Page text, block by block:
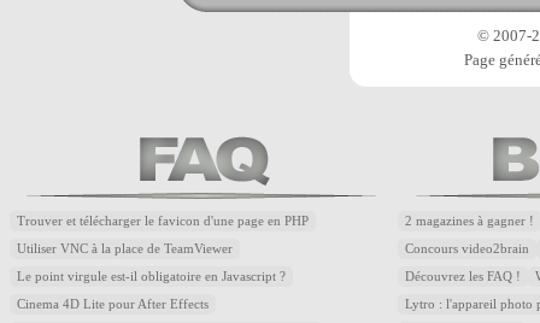
© 2007-
Page
Trouver et télécharger le favicon d'une page en PHP
Utiliser VNC à la place de TeamViewer
Le point virgule est-il obligatoire en Javascript ?
Cinema 4D Lite pour After Effects
2 magazines à gagner !
Concours video2brain
Découvrez les FAQ !
Lytro : l'appareil photo